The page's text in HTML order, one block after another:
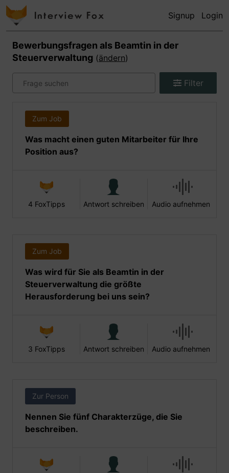
Signup Login
Bewerbungsfragen als Beamtin in der
Steuerverwaltung (ändern)
Filter
Zum Job
Was macht einen guten Mitarbeiter für Ihre
Position aus?
4 FoxTipps Antwort schreiben Audio aufnehmen
Zum Job
Was wird für Sie als Beamtin in der
Steuerverwaltung die größte
Herausforderung bei uns sein?
3 FoxTipps Antwort schreiben Audio aufnehmen
Zur Person
Nennen Sie fünf Charakterzüge, die Sie
beschreiben.